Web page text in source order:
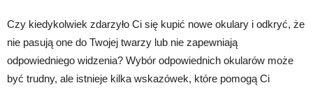
Czy kiedykolwiek zdarzyło Ci się kupić nowe okulary i odkryć, że
nie pasują one do Twojej twarzy lub nie zapewniają
odpowiedniego widzenia? Wybór odpowiednich okularów może
być trudny, ale istnieje kilka wskazówek, które pomogą Ci